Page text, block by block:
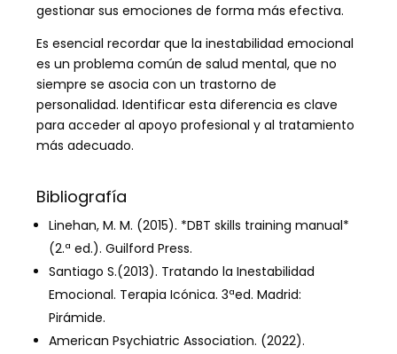
gestionar sus emociones de forma más efectiva.
Es esencial recordar que la inestabilidad emocional
es un problema común de salud mental, que no
siempre se asocia con un trastorno de
personalidad. Identificar esta diferencia es clave
para acceder al apoyo profesional y al tratamiento
más adecuado.
Bibliografía
Linehan, M. M. (2015). *DBT skills training manual*
(2.ª ed.). Guilford Press.
Santiago S.(2013). Tratando la Inestabilidad
Emocional. Terapia Icónica. 3ªed. Madrid:
Pirámide.
American Psychiatric Association. (2022).